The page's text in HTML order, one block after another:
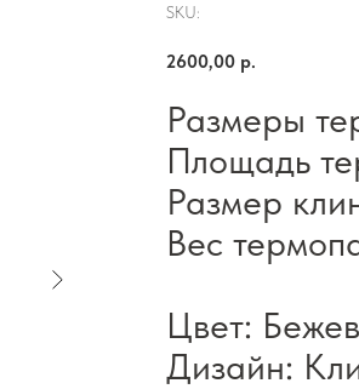
SKU:
2600,00 р.
Размеры
Площадь
Размер
Вес
Цвет:
Дизайн: